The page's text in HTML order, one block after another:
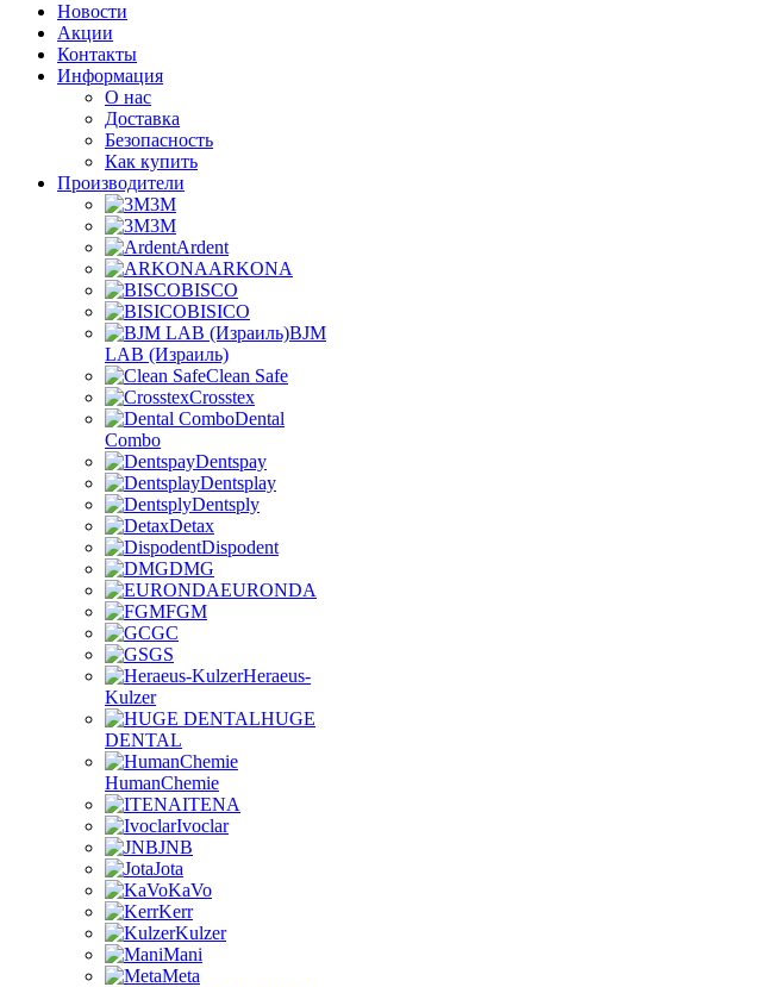
Новости
Акции
Контакты
Информация
О нас
Доставка
Безопасность
Как купить
Производители
3M
3М
Ardent
ARKONA
BISCO
BISICO
BJM
LAB (Израиль)
Clean Safe
Crosstex
Dental
Combo
Dentspay
Dentsplay
Dentsply
Detax
Dispodent
DMG
EURONDA
FGM
GC
GS
Heraeus-
Kulzer
HUGE
DENTAL
HumanChemie
ITENA
Ivoclar
JNB
Jota
KaVo
Kerr
Kulzer
Mani
Meta